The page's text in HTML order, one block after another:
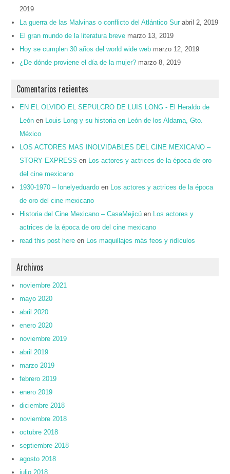
2019
La guerra de las Malvinas o conflicto del Atlántico Sur abril 2, 2019
El gran mundo de la literatura breve marzo 13, 2019
Hoy se cumplen 30 años del world wide web marzo 12, 2019
¿De dónde proviene el día de la mujer? marzo 8, 2019
Comentarios recientes
EN EL OLVIDO EL SEPULCRO DE LUIS LONG - El Heraldo de
León en
Louis Long y su historia en León de los Aldama, Gto.
México
LOS ACTORES MAS INOLVIDABLES DEL CINE MEXICANO –
STORY EXPRESS en
Los actores y actrices de la época de oro
del cine mexicano
1930-1970 – lonelyeduardo en
Los actores y actrices de la época
de oro del cine mexicano
Historia del Cine Mexicano – CasaMejicú en
Los actores y
actrices de la época de oro del cine mexicano
read this post here en Los maquillajes más feos y ridículos
Archivos
noviembre 2021
mayo 2020
abril 2020
enero 2020
noviembre 2019
abril 2019
marzo 2019
febrero 2019
enero 2019
diciembre 2018
noviembre 2018
octubre 2018
septiembre 2018
agosto 2018
julio 2018